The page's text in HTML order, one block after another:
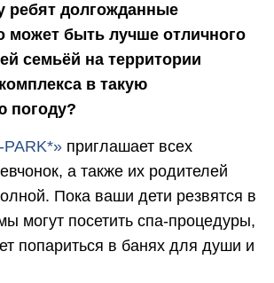
ребят долгожданные
может быть лучше отличного
семьёй на территории
в такую
погоду?
приглашает всех
а также их родителей
Пока ваши дети резвятся в
могут посетить спа-процедуры,
попариться в банях для души и